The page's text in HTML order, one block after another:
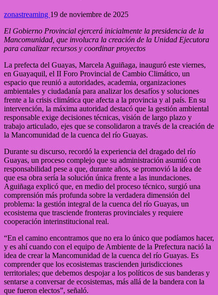
zonastreaming 19 de noviembre de 2025
El Gobierno Provincial ejercerá inicialmente la presidencia de la
Mancomunidad, que involucra la creación de la Unidad Ejecutora
para canalizar recursos y coordinar proyectos
La prefecta del Guayas, Marcela Aguiñaga, inauguró este viernes,
en Guayaquil, el II Foro Provincial de Cambio Climático, un
espacio que reunió a autoridades, academia, organizaciones
ambientales y ciudadanía para analizar los desafíos y soluciones
frente a la crisis climática que afecta a la provincia y al país. En su
intervención, la máxima autoridad destacó que la gestión ambiental
responsable exige decisiones técnicas, visión de largo plazo y
trabajo articulado, ejes que se consolidaron a través de la creación de
la Mancomunidad de la cuenca del río Guayas.
Durante su discurso, recordó la experiencia del dragado del río
Guayas, un proceso complejo que su administración asumió con
responsabilidad pese a que, durante años, se promovió la idea de
que esa obra sería la solución única frente a las inundaciones.
Aguiñaga explicó que, en medio del proceso técnico, surgió una
comprensión más profunda sobre la verdadera dimensión del
problema: la gestión integral de la cuenca del río Guayas, un
ecosistema que trasciende fronteras provinciales y requiere
cooperación interinstitucional real.
“En el camino encontramos que no era lo único que podíamos hacer,
y es ahí cuando con el equipo de Ambiente de la Prefectura nació la
idea de crear la Mancomunidad de la cuenca del río Guayas. Es
comprender que los ecosistemas trascienden jurisdicciones
territoriales; que debemos despojar a los políticos de sus banderas y
sentarse a conversar de ecosistemas, más allá de la bandera con la
que fueron electos”, señaló.